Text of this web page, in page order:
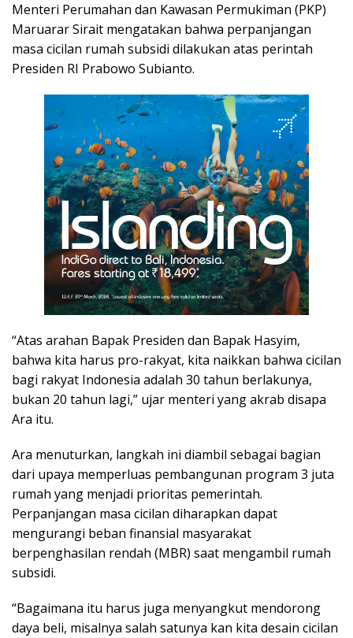
Menteri Perumahan dan Kawasan Permukiman (PKP)
Maruarar Sirait mengatakan bahwa perpanjangan
masa cicilan rumah subsidi dilakukan atas perintah
Presiden RI Prabowo Subianto.
“Atas arahan Bapak Presiden dan Bapak Hasyim,
bahwa kita harus pro-rakyat, kita naikkan bahwa cicilan
bagi rakyat Indonesia adalah 30 tahun berlakunya,
bukan 20 tahun lagi,” ujar menteri yang akrab disapa
Ara itu.
Ara menuturkan, langkah ini diambil sebagai bagian
dari upaya memperluas pembangunan program 3 juta
rumah yang menjadi prioritas pemerintah.
Perpanjangan masa cicilan diharapkan dapat
mengurangi beban finansial masyarakat
berpenghasilan rendah (MBR) saat mengambil rumah
subsidi.
“Bagaimana itu harus juga menyangkut mendorong
daya beli, misalnya salah satunya kan kita desain cicilan